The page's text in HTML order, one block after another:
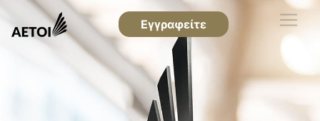
Εγγραφείτε